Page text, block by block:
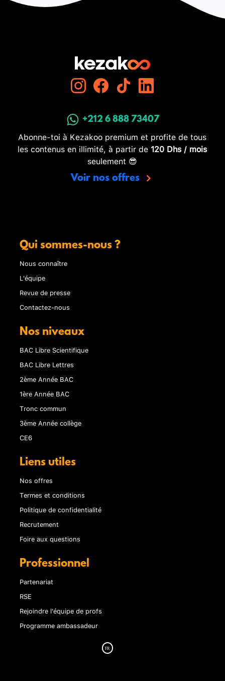
+212 6 888 73407
Abonne-toi à Kezakoo premium et profite de tous
les contenus en illimité, à partir de 120 Dhs / mois
seulement 😎
Voir nos offres
Qui sommes-nous ?
Nous connaître
L'équipe
Revue de presse
Contactez-nous
Nos niveaux
BAC Libre Scientifique
BAC Libre Lettres
2ème Année BAC
1ère Année BAC
Tronc commun
3ème Année collège
CE6
Liens utiles
Nos offres
Termes et conditions
Politique de confidentialité
Recrutement
Foire aux questions
Professionnel
Partenariat
RSE
Rejoindre l'équipe de profs
Programme ambassadeur